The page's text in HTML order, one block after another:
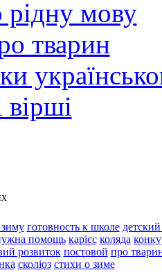
мову
тварин
вірші
зиму готовность к школе
помощь карієс коляда
розвиток постовой про
сколіоз стихи о зиме